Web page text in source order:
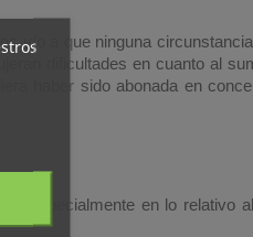
y/o a que ninguna
dificultades en cuanto al
haber sido abonada en
especialmente en lo relativo